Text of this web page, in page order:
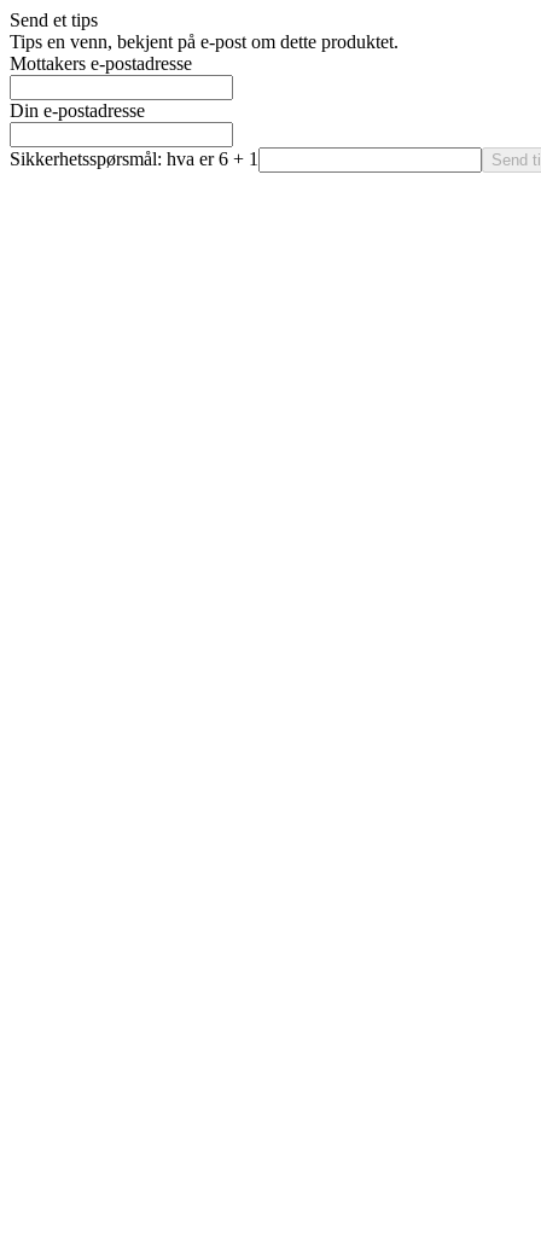
Send et tips
Tips en venn, bekjent på e-post om dette produktet.
Mottakers e-postadresse
Din e-postadresse
Sikkerhetsspørsmål: hva er 6 + 1